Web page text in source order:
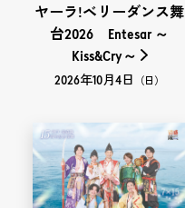
ヤーラ!ベリーダンス舞
台2026 Entesar ～
Kiss&Cry～
2026年10月4日 （日）